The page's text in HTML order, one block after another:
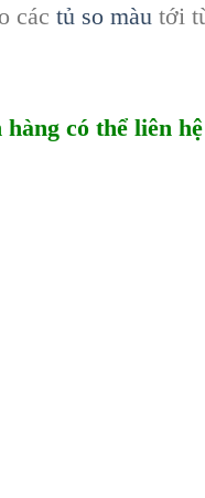
các tủ so màu tới
có thể liên